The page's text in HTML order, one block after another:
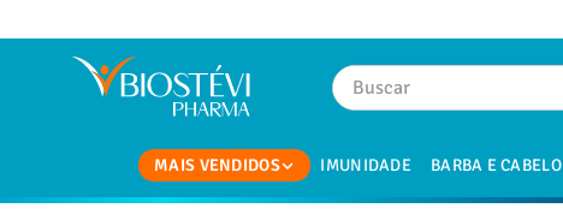
MAIS VENDIDOS IMUNIDADE BARBA E CABELO
TERMOS MAIS BUSCADOS
magnesio